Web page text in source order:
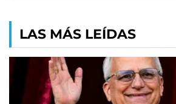
LAS MÁS LEÍDAS